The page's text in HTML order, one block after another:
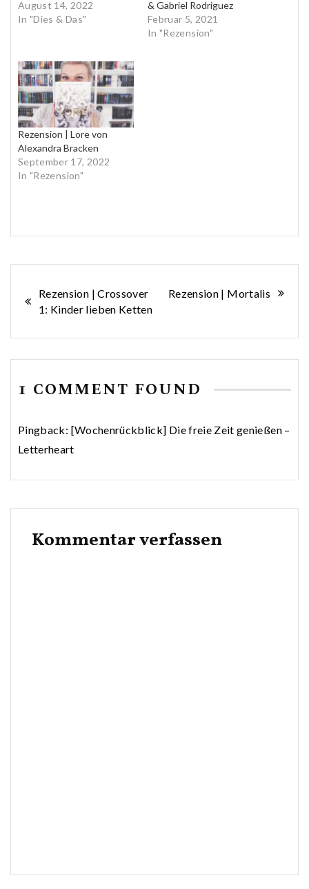
August 14, 2022
In "Dies & Das"
& Gabriel Rodriguez
Februar 5, 2021
In "Rezension"
Rezension | Lore von
Alexandra Bracken
September 17, 2022
In "Rezension"
Beitragsnavigation
Rezension | Crossover
1: Kinder lieben Ketten
Rezension | Mortalis
1 COMMENT FOUND
Pingback: [Wochenrückblick] Die freie Zeit genießen –
Letterheart
Kommentar verfassen